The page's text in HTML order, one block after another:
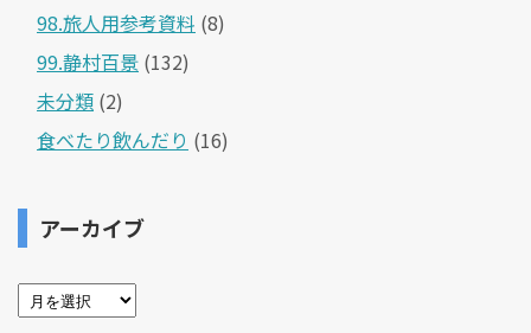
98.旅人用参考資料 (8)
99.静村百景 (132)
未分類 (2)
食べたり飲んだり (16)
アーカイブ